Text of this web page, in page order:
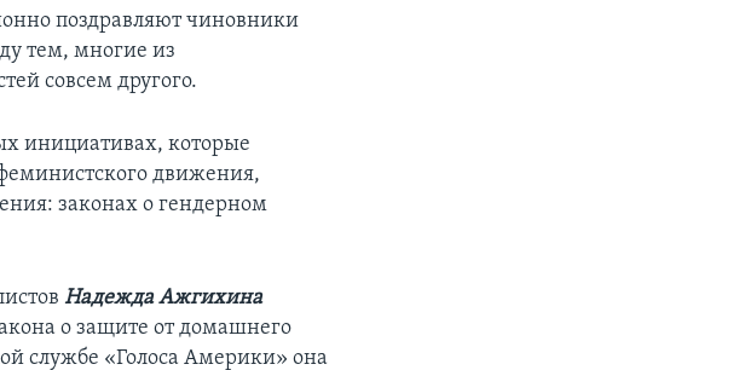
поздравляют чиновники
тем, многие из
совсем другого.
инициативах, которые
движения,
законах о гендерном
Надежда Ажгихина
о защите от домашнего
службе «Голоса Америки» она